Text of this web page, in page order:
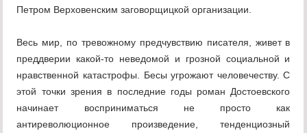
Петром Верховенским заговорщицкой организации.
Весь мир, по тревожному предчувствию писателя, живет в
преддверии какой-то неведомой и грозной социальной и
нравственной катастрофы. Бесы угрожают человечеству. С
этой точки зрения в последние годы роман Достоевского
начинает восприниматься не просто как
антиреволюционное произведение, тенденциозный